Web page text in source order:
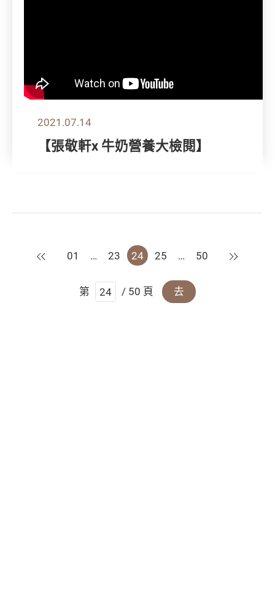
2021.07.14
【張敬軒x 牛奶營養大檢閱】
上一頁
01 … 23 24 25 … 50 下一頁
第 / 50 頁 去